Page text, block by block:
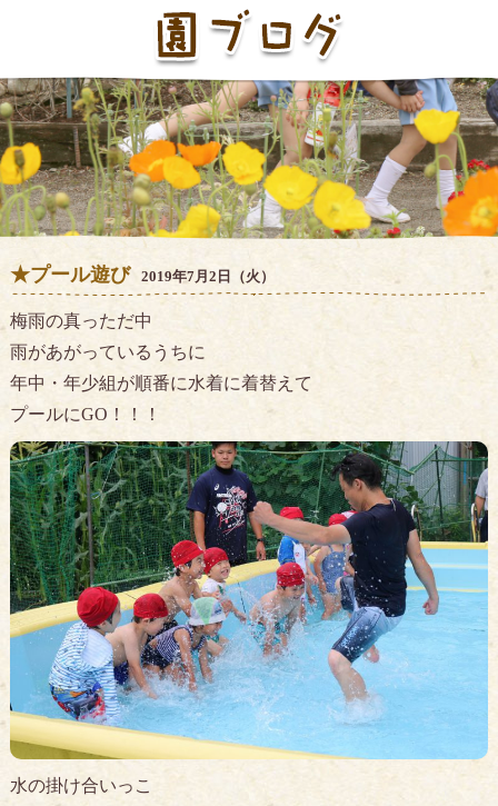
★プール遊び 2019年7月2日（火）
梅雨の真っただ中
雨があがっているうちに
年中・年少組が順番に水着に着替えて
プールにGO！！！
水の掛け合いっこ